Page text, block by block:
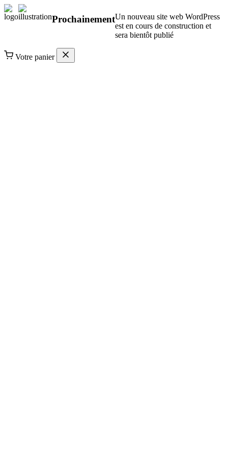
ProchainementUn nouveau site web WordPress
est en cours de construction et
sera bientôt publié
Votre panier